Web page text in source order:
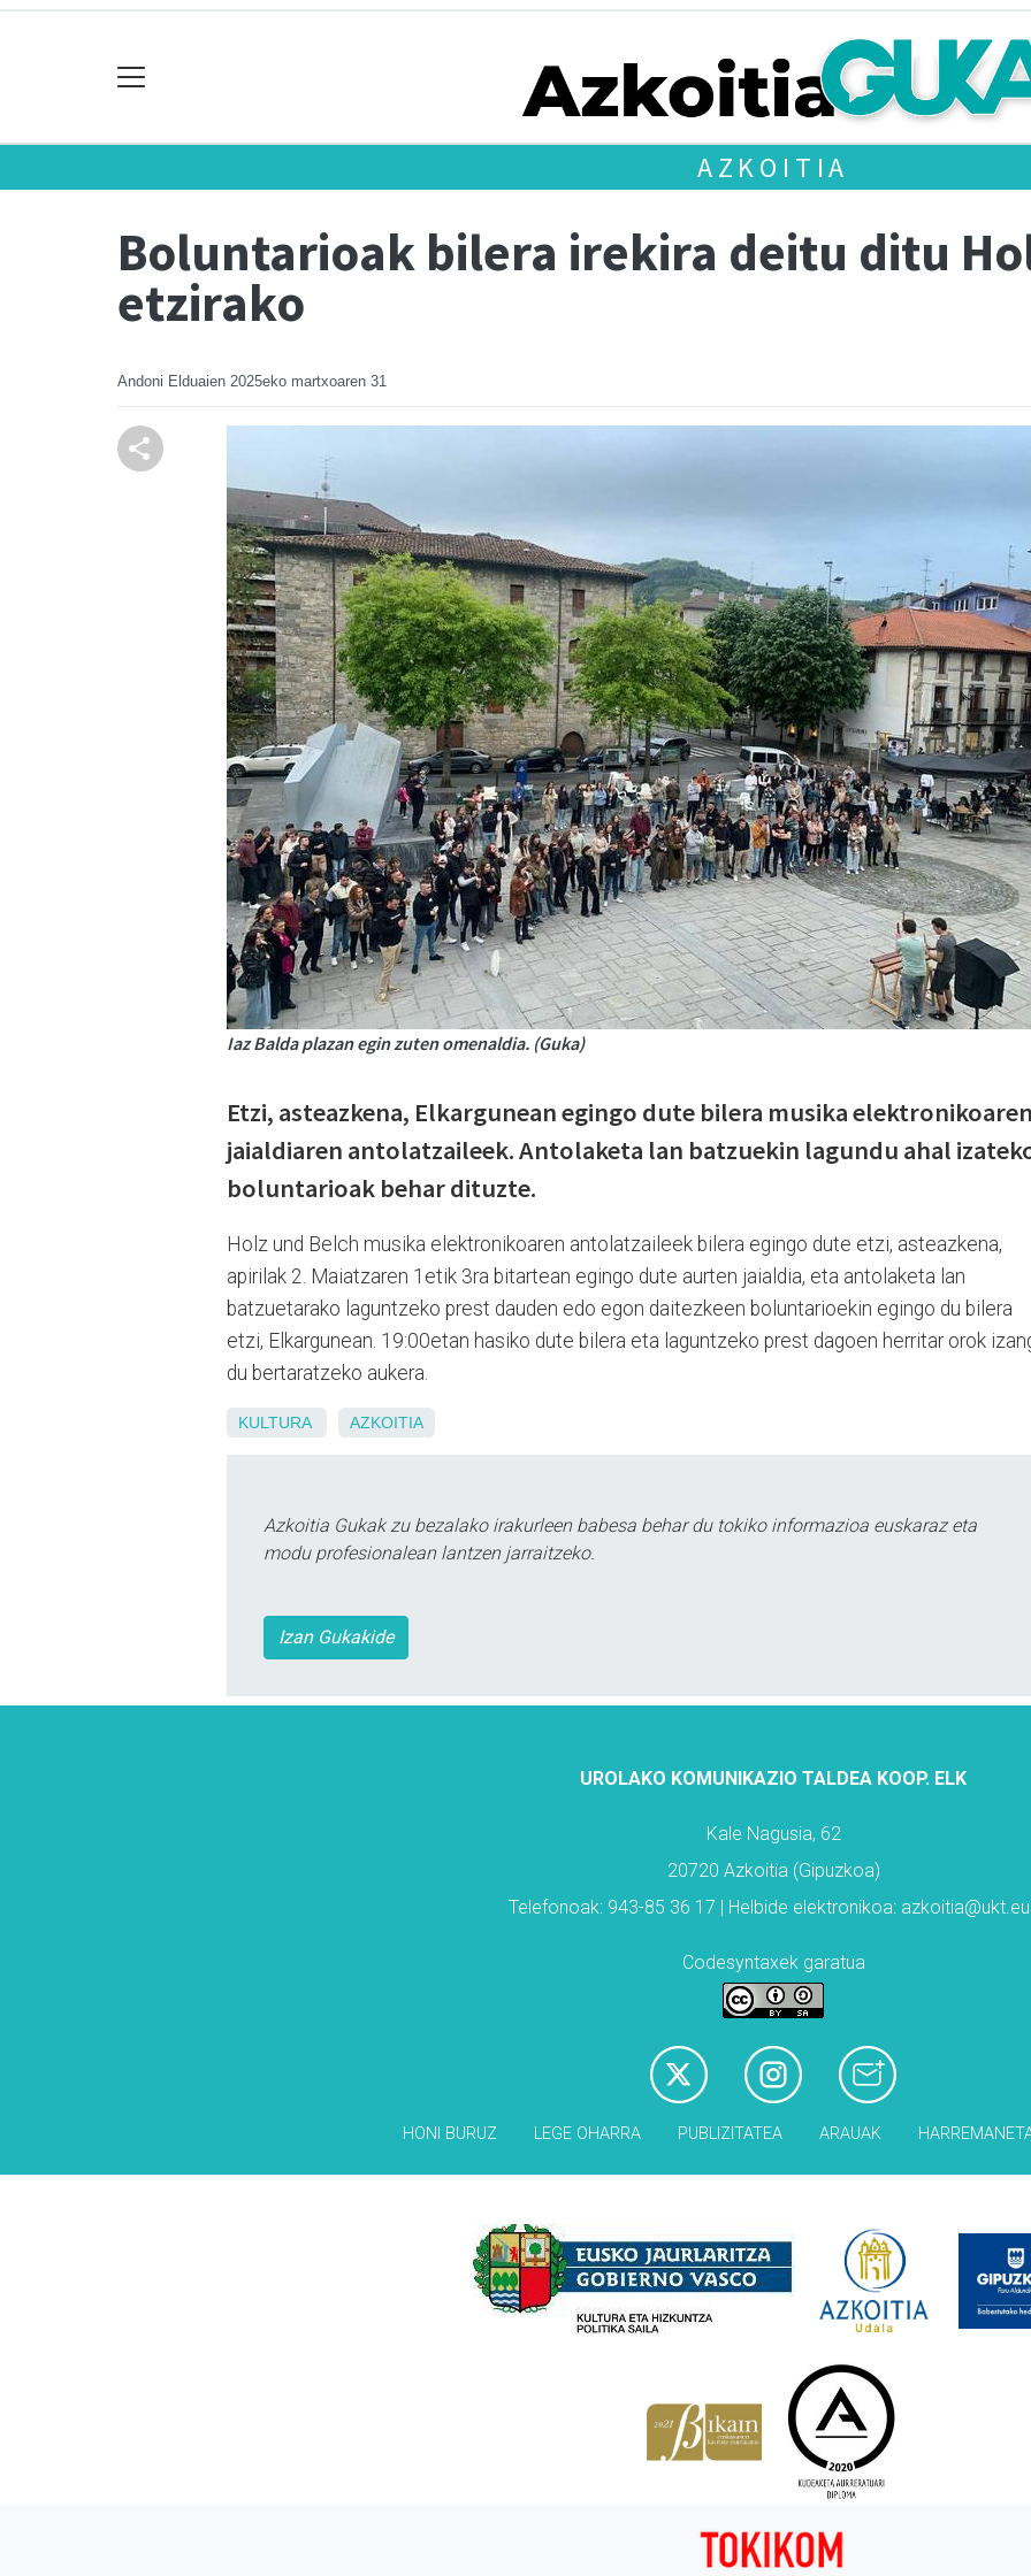
AZKOITIA
Boluntarioak bilera irekira deitu ditu
etzirako
Andoni Elduaien 2025eko martxoaren 31
Iaz Balda plazan egin zuten omenaldia. (Guka)
Etzi, asteazkena, Elkargunean egingo dute bilera musika
jaialdiaren antolatzaileek. Antolaketa lan batzuekin lagundu ahal
boluntarioak behar dituzte.
Holz und Belch musika elektronikoaren antolatzaileek bilera egingo dute etzi, asteazkena,
apirilak 2. Maiatzaren 1etik 3ra bitartean egingo dute aurten jaialdia, eta antolaketa lan
batzuetarako laguntzeko prest dauden edo egon daitezkeen boluntarioekin egingo du bilera
etzi, Elkargunean. 19:00etan hasiko dute bilera eta laguntzeko prest dagoen herritar orok
du bertaratzeko aukera.
KULTURA AZKOITIA
Azkoitia Gukak zu bezalako irakurleen babesa behar du tokiko informazioa euskaraz eta
modu profesionalean lantzen jarraitzeko.
Izan Gukakide
UROLAKO KOMUNIKAZIO TALDEA KOOP. ELK
Kale Nagusia, 62
20720 Azkoitia (Gipuzkoa)
Telefonoak: 943-85 36 17 | Helbide elektronikoa:
Codesyntaxek garatua
HONI BURUZ LEGE OHARRA PUBLIZITATEA ARAUAK